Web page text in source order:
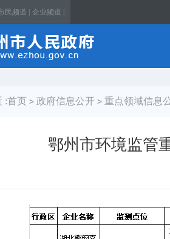
民频道 | 企业频道 |
:首页 > 政府信息公开 > 重点领域信息
鄂州市环境监管